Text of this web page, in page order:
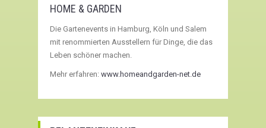
HOME & GARDEN
Die Gartenevents in Hamburg, Köln und Salem
mit renommierten Ausstellern für Dinge, die das
Leben schöner machen.
Mehr erfahren: www.homeandgarden-net.de